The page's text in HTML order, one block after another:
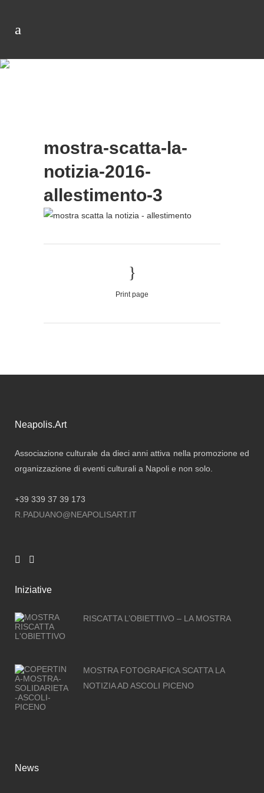
mostra-scatta-la-
notizia-2016-
allestimento-3
Print page
Neapolis.Art
Associazione culturale da dieci anni attiva nella promozione ed
organizzazione di eventi culturali a Napoli e non solo.
+39 339 37 39 173
R.PADUANO@NEAPOLISART.IT
Iniziative
RISCATTA L’OBIETTIVO – LA MOSTRA
MOSTRA FOTOGRAFICA SCATTA LA
NOTIZIA AD ASCOLI PICENO
News